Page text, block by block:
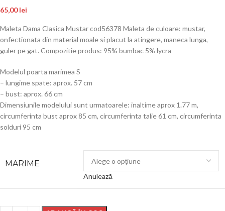
65,00lei
Maleta Dama Clasica Mustar cod56378 Maleta de culoare: mustar,
onfectionata din material moale si placut la atingere, maneca lunga,
guler pe gat. Compozitie produs: 95% bumbac 5% lycra
Modelul poarta marimea S
– lungime spate: aprox. 57 cm
– bust: aprox. 66 cm
Dimensiunile modelului sunt urmatoarele: inaltime aprox 1.77 m,
circumferinta bust aprox 85 cm, circumferinta talie 61 cm, circumferinta
solduri 95 cm
MARIME
Anulează